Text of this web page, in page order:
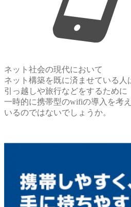
ネット社会の現代において
ネット構築を既に済ませている人
引っ越しや旅行などをするために
一時的に携帯型のwifiの導入を考
いるのではないでしょうか。